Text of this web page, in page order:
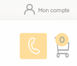
Mon compte
0